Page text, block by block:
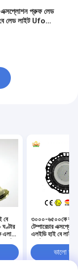
প্রুফ লেড
লেড লাইট Ufo
বে
এলাকা
৩০০০-৬৫০০কে
টেম্পারেচার
এলইডি হাই বে লাইটস
সলিউশন ৫০,০০০
আয়ু
ভালো দাম